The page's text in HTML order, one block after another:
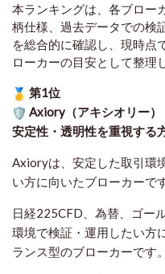
本ランキングは、各ブロー
柄仕様、過去データでの検
を総合的に確認し、現時点
ローカーの目安として整理
第1位
Axiory（アキシオリー）
安定性・透明性を重視する
Axioryは、安定した取引環
い方に向いたブローカーです
日経225CFD、為替、ゴー
環境で検証・運用したい方
ランス型のブローカーです。